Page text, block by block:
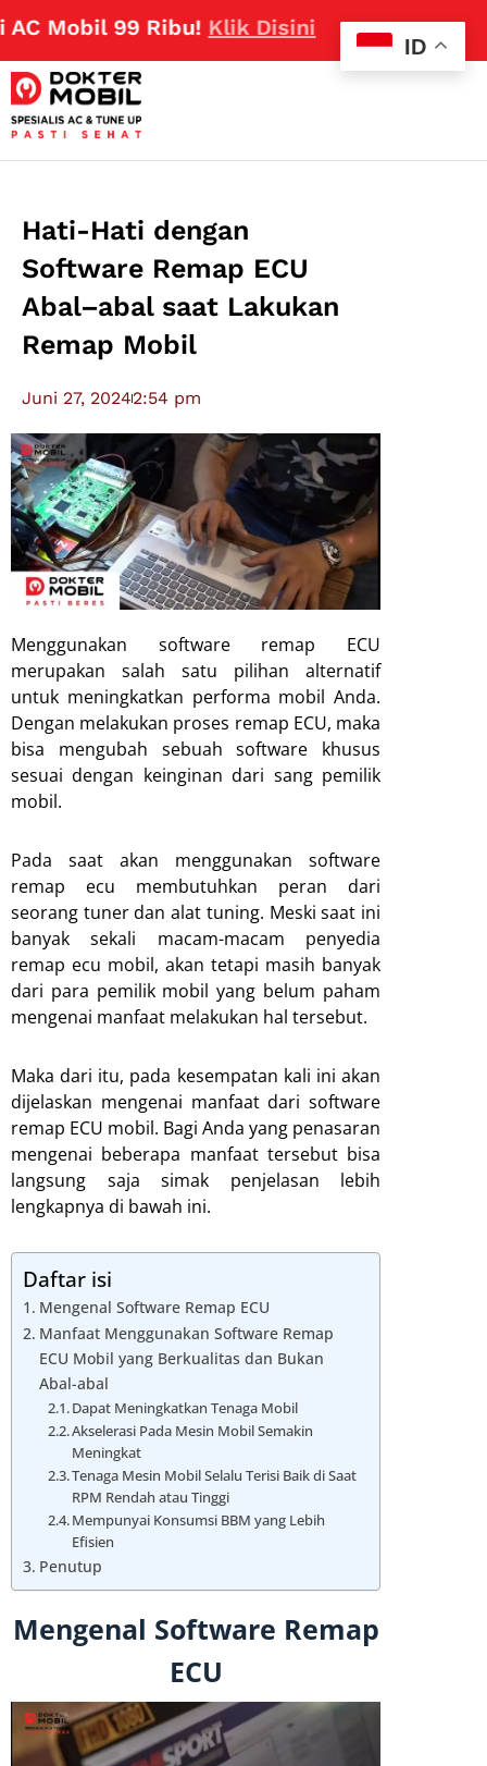
99 Ribu! Klik Disini
Hati-Hati dengan
Software Remap ECU
Abal–abal saat Lakukan
Remap Mobil
Juni 27, 20242:54 pm
Menggunakan software remap ECU
merupakan salah satu pilihan alternatif
untuk meningkatkan performa mobil Anda.
Dengan melakukan proses remap ECU, maka
bisa mengubah sebuah software khusus
sesuai dengan keinginan dari sang pemilik
mobil.
Pada saat akan menggunakan software
remap ecu membutuhkan peran dari
seorang tuner dan alat tuning. Meski saat ini
banyak sekali macam-macam penyedia
remap ecu mobil, akan tetapi masih banyak
dari para pemilik mobil yang belum paham
mengenai manfaat melakukan hal tersebut.
Maka dari itu, pada kesempatan kali ini akan
dijelaskan mengenai manfaat dari software
remap ECU mobil. Bagi Anda yang penasaran
mengenai beberapa manfaat tersebut bisa
langsung saja simak penjelasan lebih
lengkapnya di bawah ini.
Daftar isi
Mengenal Software Remap ECU
Manfaat Menggunakan Software Remap
ECU Mobil yang Berkualitas dan Bukan
Abal-abal
Dapat Meningkatkan Tenaga Mobil
Akselerasi Pada Mesin Mobil Semakin
Meningkat
Tenaga Mesin Mobil Selalu Terisi Baik di Saat
RPM Rendah atau Tinggi
Mempunyai Konsumsi BBM yang Lebih
Efisien
Penutup
Mengenal Software Remap
ECU
ID